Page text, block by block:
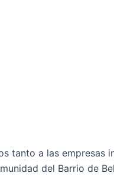
tanto a las empresas
del Barrio de